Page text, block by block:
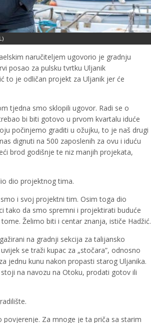
naručiteljem ugovorio je gradnju
posao za pulsku tvrtku Uljanik
to je odličan projekt za Uljanik jer će
tjedna smo sklopili ugovor. Radi se o
bi biti gotovo u prvom kvartalu iduće
počinjemo graditi u ožujku, to je naš drugi
dignuti na 500 zaposlenih za ovu i iduću
brod godišnje te niz manjih projekata,
dio projektnog tima.
i svoj projektni tim. Osim toga dio
tako da smo spremni i projektirati buduće
Želimo biti i centar znanja, ističe Hadžić.
na gradnji sekcija za talijansko
se traži kupac za „stočara”, odnosno
jednu kunu nakon propasti starog Uljanika.
na navozu na Otoku, prodati gotov ili
Za mnoge je ta priča sa starim